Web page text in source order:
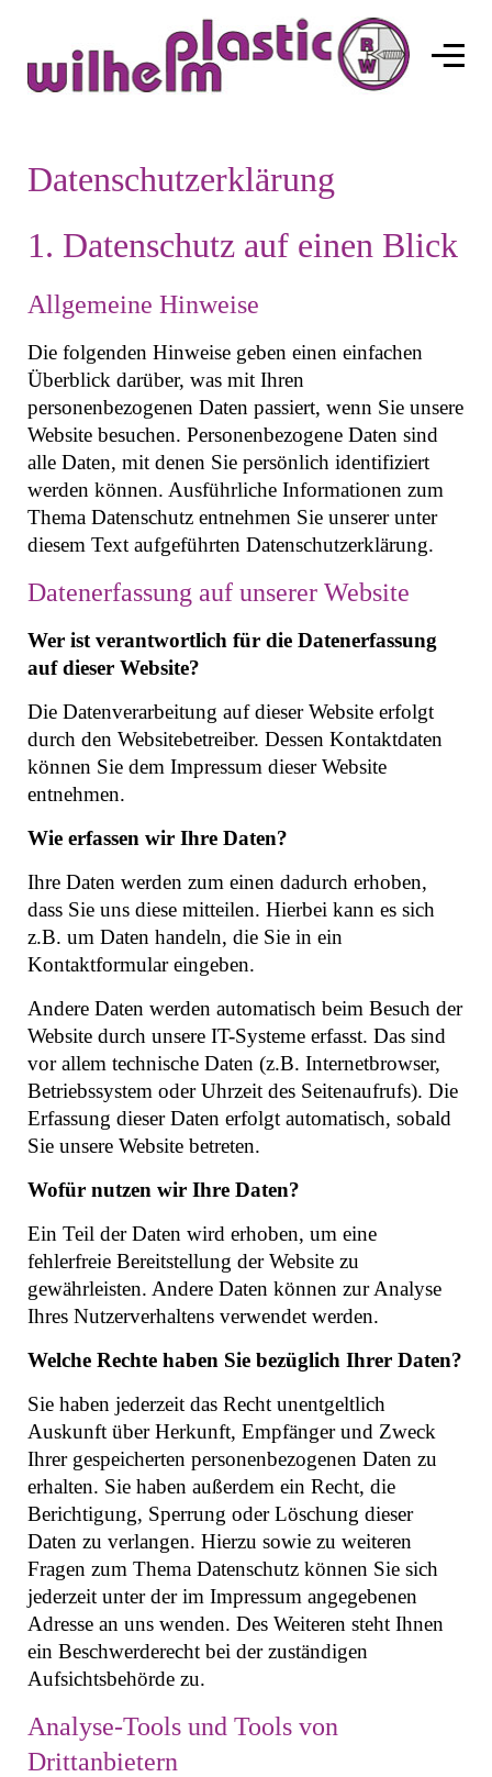
Datenschutzerklärung
1. Datenschutz auf einen Blick
Allgemeine Hinweise
Die folgenden Hinweise geben einen einfachen
Überblick darüber, was mit Ihren
personenbezogenen Daten passiert, wenn Sie unsere
Website besuchen. Personenbezogene Daten sind
alle Daten, mit denen Sie persönlich identifiziert
werden können. Ausführliche Informationen zum
Thema Datenschutz entnehmen Sie unserer unter
diesem Text aufgeführten Datenschutzerklärung.
Datenerfassung auf unserer Website
Wer ist verantwortlich für die Datenerfassung
auf dieser Website?
Die Datenverarbeitung auf dieser Website erfolgt
durch den Websitebetreiber. Dessen Kontaktdaten
können Sie dem Impressum dieser Website
entnehmen.
Wie erfassen wir Ihre Daten?
Ihre Daten werden zum einen dadurch erhoben,
dass Sie uns diese mitteilen. Hierbei kann es sich
z.B. um Daten handeln, die Sie in ein
Kontaktformular eingeben.
Andere Daten werden automatisch beim Besuch der
Website durch unsere IT-Systeme erfasst. Das sind
vor allem technische Daten (z.B. Internetbrowser,
Betriebssystem oder Uhrzeit des Seitenaufrufs). Die
Erfassung dieser Daten erfolgt automatisch, sobald
Sie unsere Website betreten.
Wofür nutzen wir Ihre Daten?
Ein Teil der Daten wird erhoben, um eine
fehlerfreie Bereitstellung der Website zu
gewährleisten. Andere Daten können zur Analyse
Ihres Nutzerverhaltens verwendet werden.
Welche Rechte haben Sie bezüglich Ihrer Daten?
Sie haben jederzeit das Recht unentgeltlich
Auskunft über Herkunft, Empfänger und Zweck
Ihrer gespeicherten personenbezogenen Daten zu
erhalten. Sie haben außerdem ein Recht, die
Berichtigung, Sperrung oder Löschung dieser
Daten zu verlangen. Hierzu sowie zu weiteren
Fragen zum Thema Datenschutz können Sie sich
jederzeit unter der im Impressum angegebenen
Adresse an uns wenden. Des Weiteren steht Ihnen
ein Beschwerderecht bei der zuständigen
Aufsichtsbehörde zu.
Analyse-Tools und Tools von
Drittanbietern